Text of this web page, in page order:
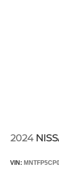
2024
VIN: